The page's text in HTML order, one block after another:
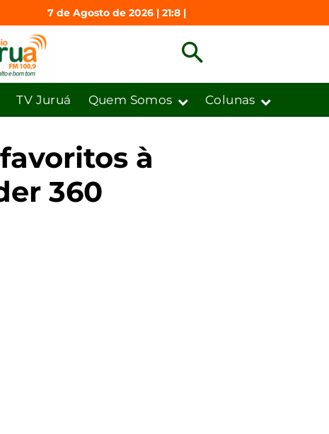
7 de Agosto de 2026 | 21:8 |
TV Juruá Quem Somos Colunas
à
360